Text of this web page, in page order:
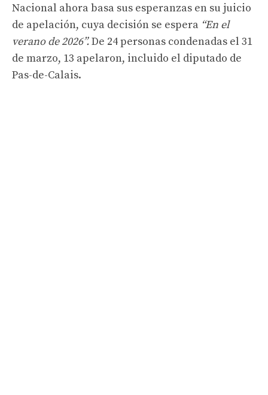
Nacional ahora basa sus esperanzas en su juicio
de apelación, cuya decisión se espera “En el
verano de 2026”.De 24 personas condenadas el 31
de marzo, 13 apelaron, incluido el diputado de
Pas-de-Calais.